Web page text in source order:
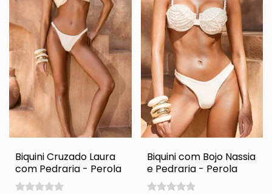
Biquini Cruzado Laura
com Pedraria - Perola
Biquini com Bojo Nassia
e Pedraria - Perola